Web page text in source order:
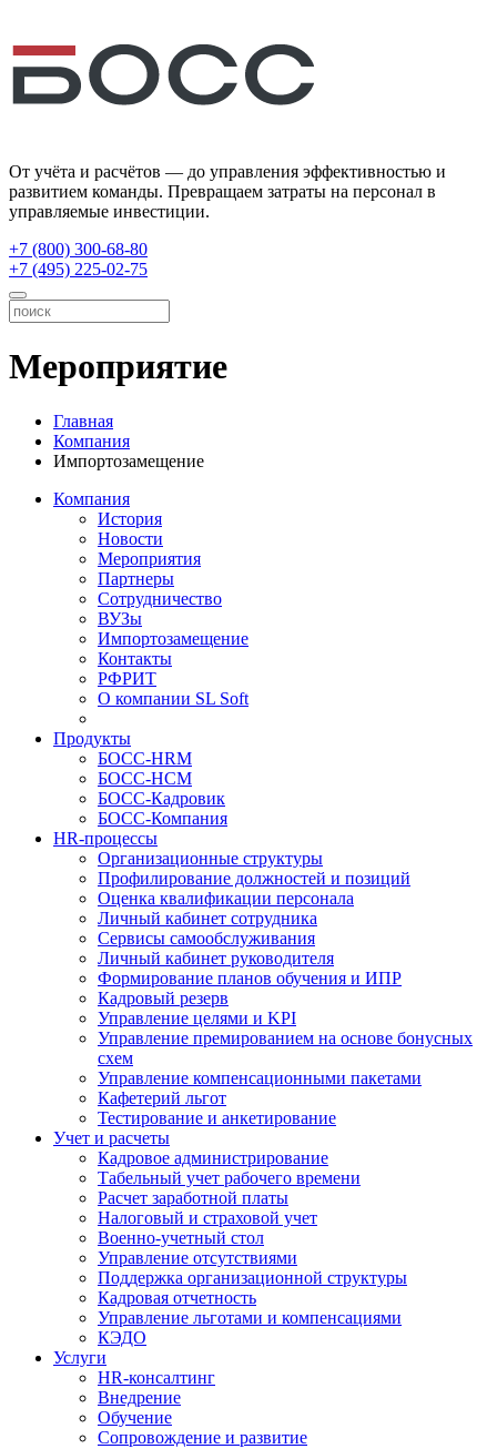
От учёта и расчётов — до управления эффективностью и
развитием команды. Превращаем затраты на персонал в
управляемые инвестиции.
+7 (800) 300-68-80
+7 (495) 225-02-75
Мероприятие
Главная
Компания
Импортозамещение
Компания
История
Новости
Мероприятия
Партнеры
Сотрудничество
ВУЗы
Импортозамещение
Контакты
РФРИТ
О компании SL Soft
Продукты
БОСС-HRM
БОСС-HCM
БОСС-Кадровик
БОСС-Компания
HR-процессы
Организационные структуры
Профилирование должностей и позиций
Оценка квалификации персонала
Личный кабинет сотрудника
Сервисы самообслуживания
Личный кабинет руководителя
Формирование планов обучения и ИПР
Кадровый резерв
Управление целями и KPI
Управление премированием на основе бонусных
схем
Управление компенсационными пакетами
Кафетерий льгот
Тестирование и анкетирование
Учет и расчеты
Кадровое администрирование
Табельный учет рабочего времени
Расчет заработной платы
Налоговый и страховой учет
Военно-учетный стол
Управление отсутствиями
Поддержка организационной структуры
Кадровая отчетность
Управление льготами и компенсациями
КЭДО
Услуги
HR-консалтинг
Внедрение
Обучение
Сопровождение и развитие